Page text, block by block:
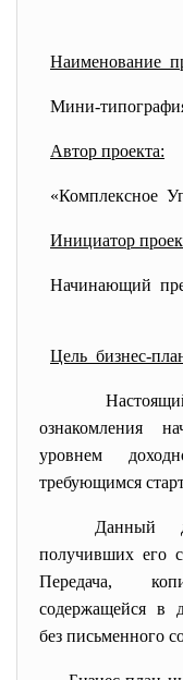
Наименование
Мини-
Автор проекта:
«Комплексное
Инициатор
Начинающий
Цель бизнес-
ознакомления
уровнем
требующимся
Данный
получивших его
Передача,
содержащейся в
без письменного